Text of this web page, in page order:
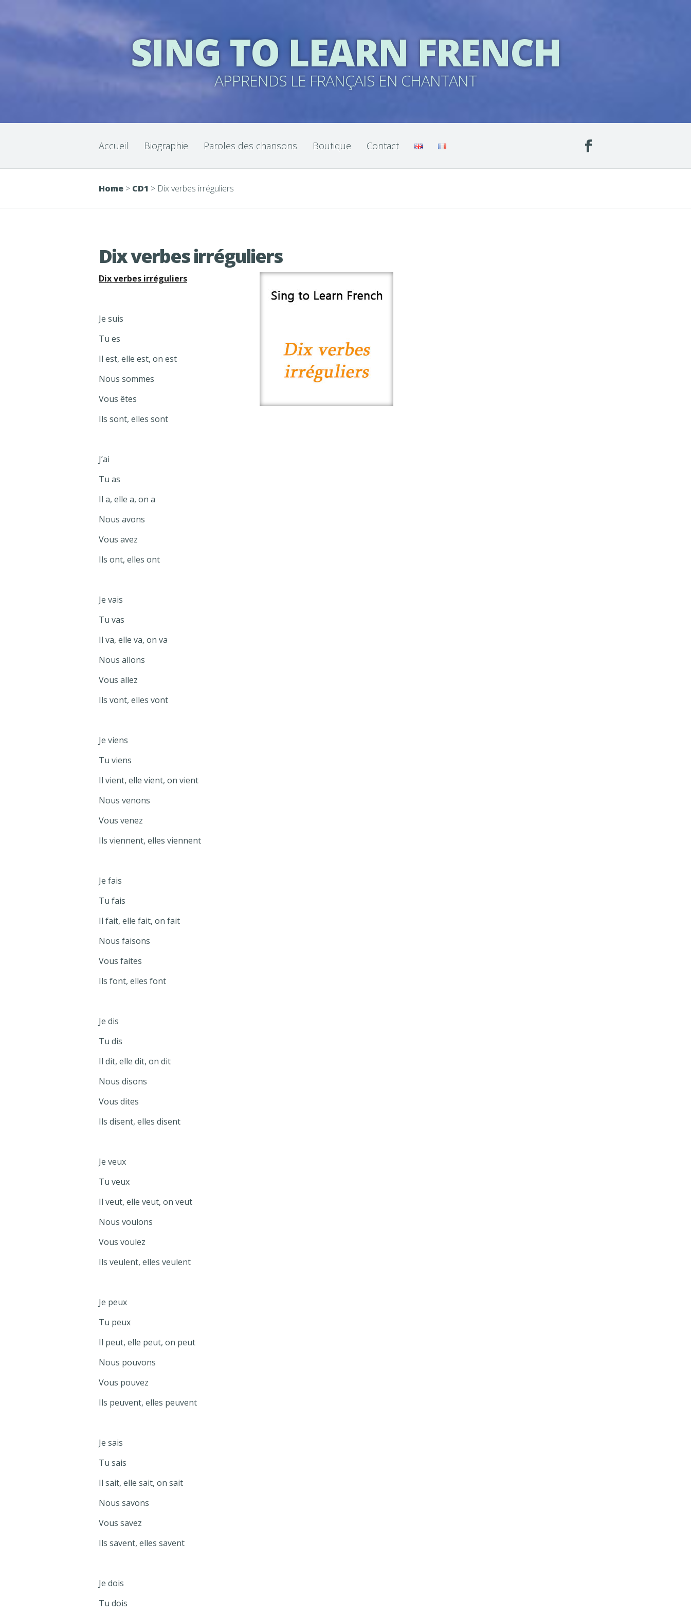
SING TO LEARN FRENCH
APPRENDS LE FRANÇAIS EN CHANTANT
Accueil Biographie Paroles des chansons Boutique Contact
Home > CD1 > Dix verbes irréguliers
Dix verbes irréguliers
Dix verbes irréguliers
Je suis
Tu es
Il est, elle est, on est
Nous sommes
Vous êtes
Ils sont, elles sont
J’ai
Tu as
Il a, elle a, on a
Nous avons
Vous avez
Ils ont, elles ont
Je vais
Tu vas
Il va, elle va, on va
Nous allons
Vous allez
Ils vont, elles vont
Je viens
Tu viens
Il vient, elle vient, on vient
Nous venons
Vous venez
Ils viennent, elles viennent
Je fais
Tu fais
Il fait, elle fait, on fait
Nous faisons
Vous faites
Ils font, elles font
Je dis
Tu dis
Il dit, elle dit, on dit
Nous disons
Vous dites
Ils disent, elles disent
Je veux
Tu veux
Il veut, elle veut, on veut
Nous voulons
Vous voulez
Ils veulent, elles veulent
Je peux
Tu peux
Il peut, elle peut, on peut
Nous pouvons
Vous pouvez
Ils peuvent, elles peuvent
Je sais
Tu sais
Il sait, elle sait, on sait
Nous savons
Vous savez
Ils savent, elles savent
Je dois
Tu dois